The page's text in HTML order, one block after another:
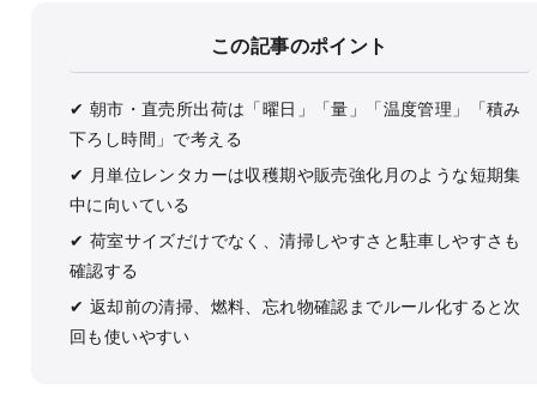
この記事のポイント
✔ 朝市・直売所出荷は「曜日」「量」「温度管理」「積み
下ろし時間」で考える
✔ 月単位レンタカーは収穫期や販売強化月のような短期集
中に向いている
✔ 荷室サイズだけでなく、清掃しやすさと駐車しやすさも
確認する
✔ 返却前の清掃、燃料、忘れ物確認までルール化すると次
回も使いやすい